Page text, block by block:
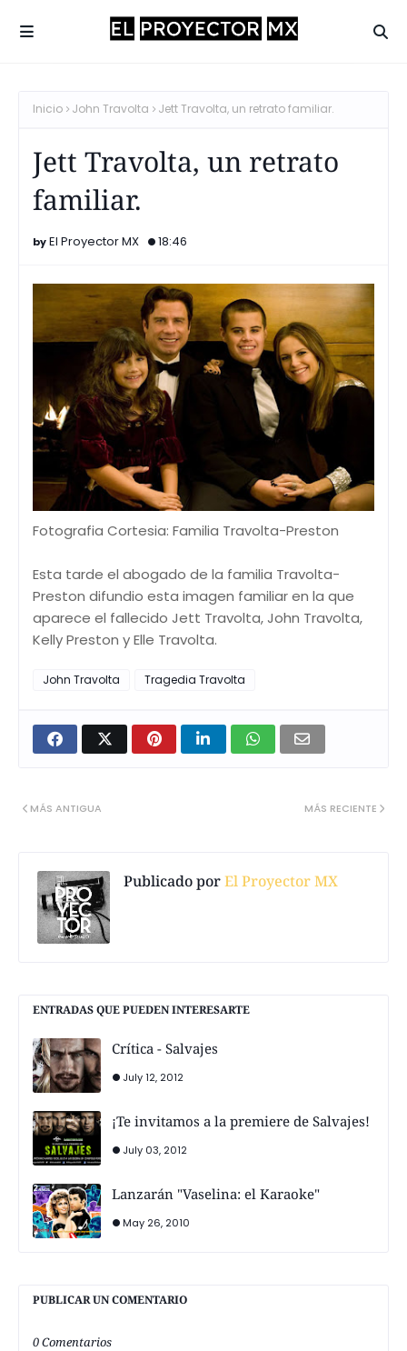
Inicio John Travolta Jett Travolta, un retrato familiar.
Jett Travolta, un retrato
familiar.
El Proyector MX 18:46
Fotografia Cortesia: Familia Travolta-Preston
Esta tarde el abogado de la familia Travolta-
Preston difundio esta imagen familiar en la que
aparece el fallecido Jett Travolta, John Travolta,
Kelly Preston y Elle Travolta.
John Travolta Tragedia Travolta
MÁS RECIENTE
MÁS ANTIGUA
Publicado porEl Proyector MX
ENTRADAS QUE PUEDEN INTERESARTE
Crítica - Salvajes
July 12, 2012
¡Te invitamos a la premiere de Salvajes!
July 03, 2012
Lanzarán "Vaselina: el Karaoke"
May 26, 2010
PUBLICAR UN COMENTARIO
0 Comentarios